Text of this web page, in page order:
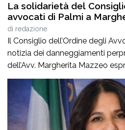
La solidarietà del
avvocati di Palmi a
di redazione
Il Consiglio dell’Ordine degli
notizia dei danneggiamenti
dell’Avv. Margherita Mazzeo
sincera vicinanza.Questo atto
rappresenta un’aggressione
ed alla sua persona, na anche
questo momento delicato per
interpretare il pensiero […]